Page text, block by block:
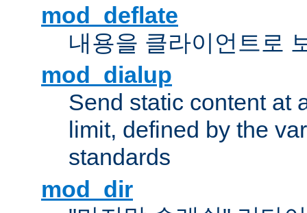
mod_deflate
내용을 클라이언트로
mod_dialup
Send static content at
limit, defined by the
standards
mod_dir